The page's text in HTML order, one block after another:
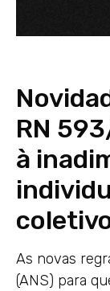
RN
à
As novas
(ANS) para